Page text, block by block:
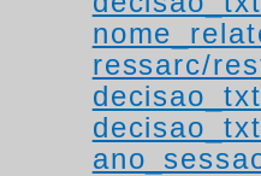
ressarc/